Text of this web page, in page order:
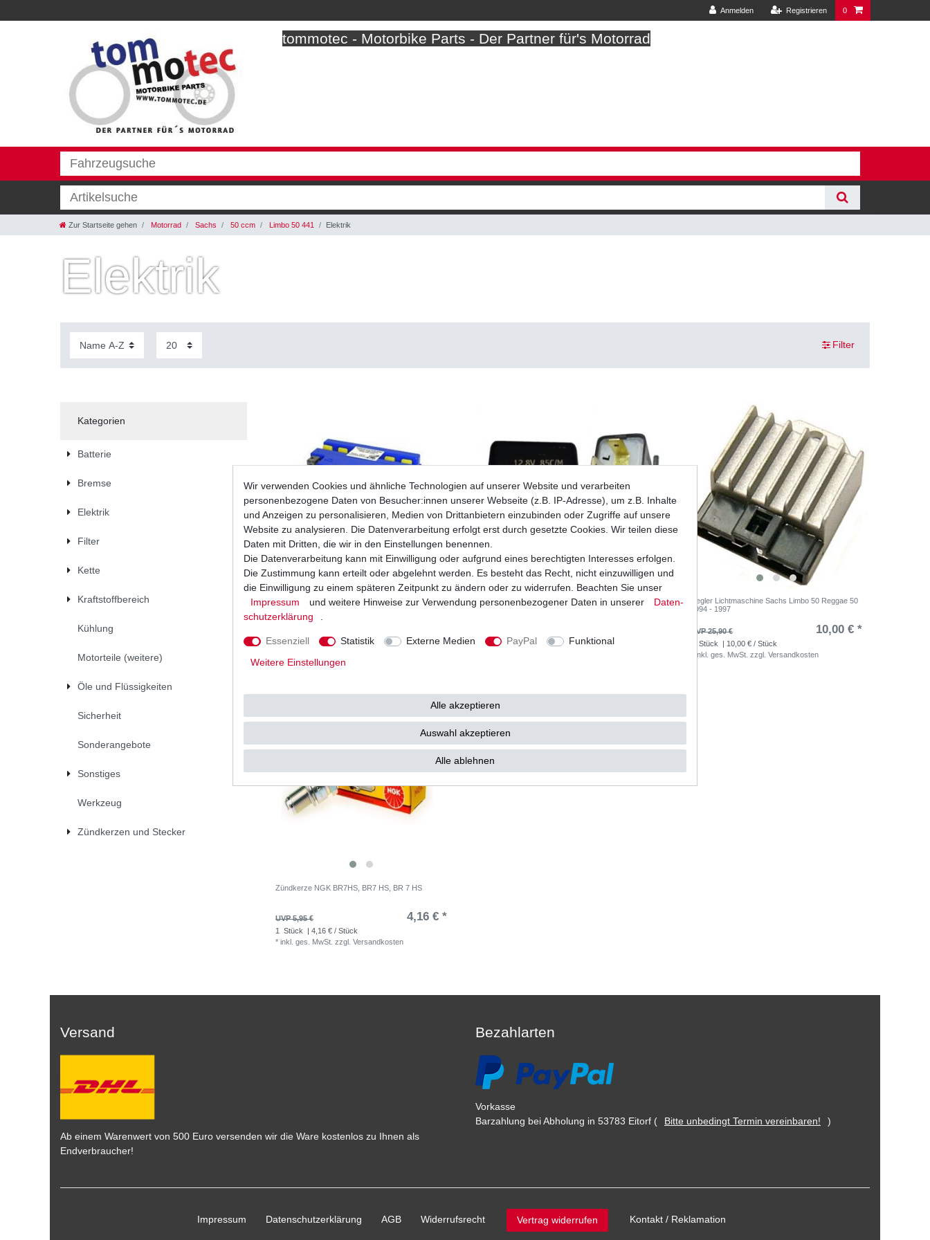
Anmelden Registrieren 0
tommotec - Motorbike Parts - Der Partner für's Motorrad
Zur Startseite gehen Motorrad Sachs 50 ccm Limbo 50 441 Elektrik
Elektrik
Filter
Kategorien
Batterie
Bremse
Elektrik
Filter
Kette
Kraftstoffbereich
Kühlung
Motorteile (weitere)
Öle und Flüssigkeiten
Sicherheit
Sonderangebote
Sonstiges
Werkzeug
Zündkerzen und Stecker
Batterie Yuasa YB4L-B High Quality Auslaufartikel
1 Stück
| 15,00 € / Stück
Blinkrelais Blinker 12 V - 2 polig - 10W x 2 + 3,4W
1 Stück | 13,68 € / Stück
Regler Lichtmaschine Sachs Limbo 50 Reggae 50
1994 - 1997
UVP 25,90 € 10,00 € *
Stück
| 10,00 € / Stück
inkl. ges. MwSt. zzgl.Versandkosten
Zündkerze NGK BR7HS, BR7 HS, BR 7 HS
UVP 5,95 € 4,16 € *
1 Stück
| 4,16 € / Stück
*inkl. ges. MwSt. zzgl.Versandkosten
Versand
Ab einem Warenwert von 500 Euro versenden wir die Ware kostenlos zu Ihnen als
Endverbraucher!
Bezahlarten
Vorkasse
Barzahlung bei Abholung in 53783 Eitorf (
Bitte unbedingt Termin vereinbaren! )
Impressum Daten­schutz­erklärung AGB Widerrufs­recht Vertrag widerrufen Kontakt / Reklamation
Wir verwenden Cookies und ähnliche Technologien auf unserer Website und verarbeiten
personenbezogene Daten von Besucher:innen unserer Webseite (z.B. IP-Adresse), um z.B. Inhalte
und Anzeigen zu personalisieren, Medien von Drittanbietern einzubinden oder Zugriffe auf unsere
Website zu analysieren. Die Datenverarbeitung erfolgt erst durch gesetzte Cookies. Wir teilen diese
Daten mit Dritten, die wir in den Einstellungen benennen.
Die Datenverarbeitung kann mit Einwilligung oder aufgrund eines berechtigten Interesses erfolgen.
Die Zustimmung kann erteilt oder abgelehnt werden. Es besteht das Recht, nicht einzuwilligen und
die Einwilligung zu einem späteren Zeitpunkt zu ändern oder zu widerrufen. Beachten Sie unser
Impressum
und weitere Hinweise zur Verwendung personenbezogener Daten in unserer
Daten­
schutz­erklärung
Essenziell Statistik Externe Medien PayPal
Funktional
Weitere Einstellungen
Alle akzeptieren
Auswahl akzeptieren
Alle ablehnen